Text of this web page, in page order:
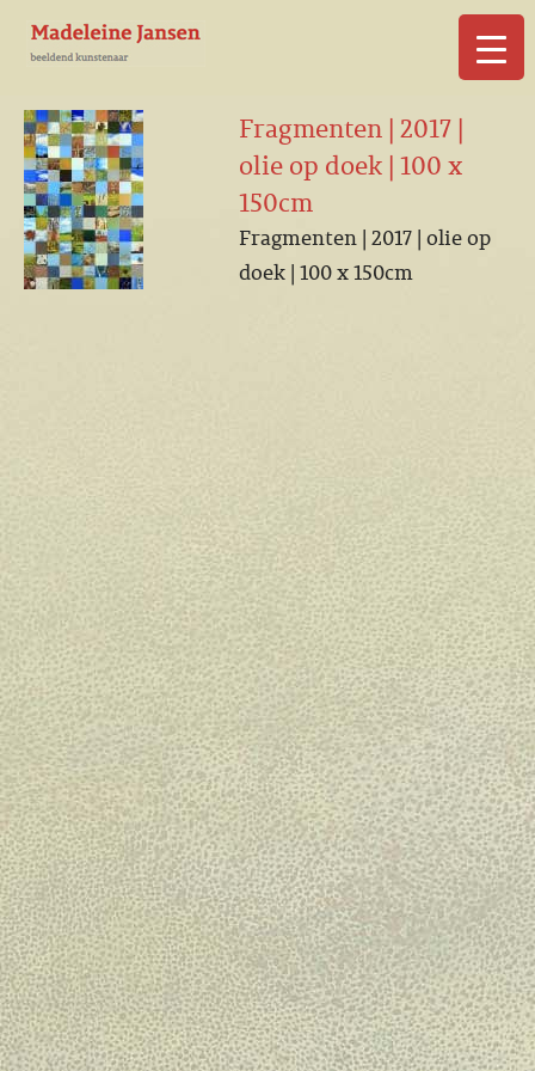
Fragmenten | 2017 |
olie op doek | 100 x
150cm
Fragmenten | 2017 | olie op
doek | 100 x 150cm
▼